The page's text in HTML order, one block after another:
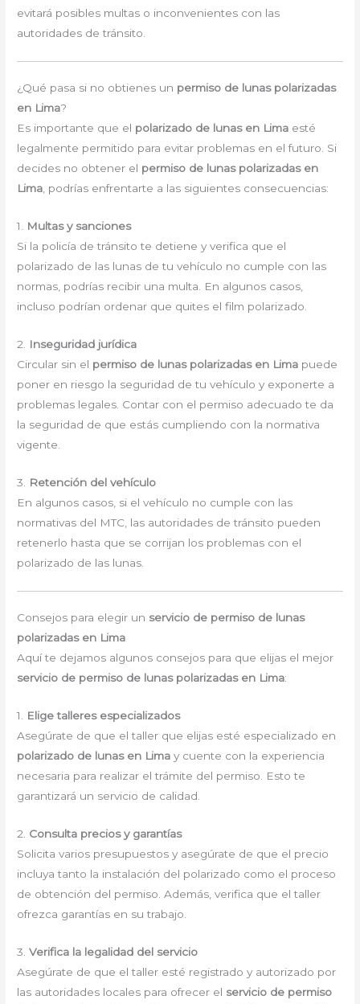
evitará posibles multas o inconvenientes con las
autoridades de tránsito.
¿Qué pasa si no obtienes un permiso de lunas polarizadas
en Lima?
Es importante que el polarizado de lunas en Lima esté
legalmente permitido para evitar problemas en el futuro. Si
decides no obtener el permiso de lunas polarizadas en
Lima, podrías enfrentarte a las siguientes consecuencias:
1. Multas y sanciones
Si la policía de tránsito te detiene y verifica que el
polarizado de las lunas de tu vehículo no cumple con las
normas, podrías recibir una multa. En algunos casos,
incluso podrían ordenar que quites el film polarizado.
2.
Inseguridad jurídica
Circular sin el permiso de lunas polarizadas en Lima puede
poner en riesgo la seguridad de tu vehículo y exponerte a
problemas legales. Contar con el permiso adecuado te da
la seguridad de que estás cumpliendo con la normativa
vigente.
3.
Retención del vehículo
En algunos casos, si el vehículo no cumple con las
normativas del MTC, las autoridades de tránsito pueden
retenerlo hasta que se corrijan los problemas con el
polarizado de las lunas.
Consejos para elegir un servicio de permiso de lunas
polarizadas en Lima
Aquí te dejamos algunos consejos para que elijas el mejor
servicio de permiso de lunas polarizadas en Lima:
1. Elige talleres especializados
Asegúrate de que el taller que elijas esté especializado en
polarizado de lunas en Lima y cuente con la experiencia
necesaria para realizar el trámite del permiso. Esto te
garantizará un servicio de calidad.
2. Consulta precios y garantías
Solicita varios presupuestos y asegúrate de que el precio
incluya tanto la instalación del polarizado como el proceso
de obtención del permiso. Además, verifica que el taller
ofrezca garantías en su trabajo.
3.Verifica la legalidad del servicio
Asegúrate de que el taller esté registrado y autorizado por
las autoridades locales para ofrecer el servicio de permiso